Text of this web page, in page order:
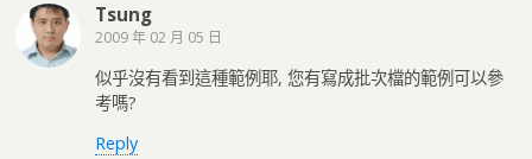
Tsung
2009 年 02 月 05 日
似乎沒有看到這種範例耶, 您有寫成批次檔的範例可以參
考嗎?
Reply